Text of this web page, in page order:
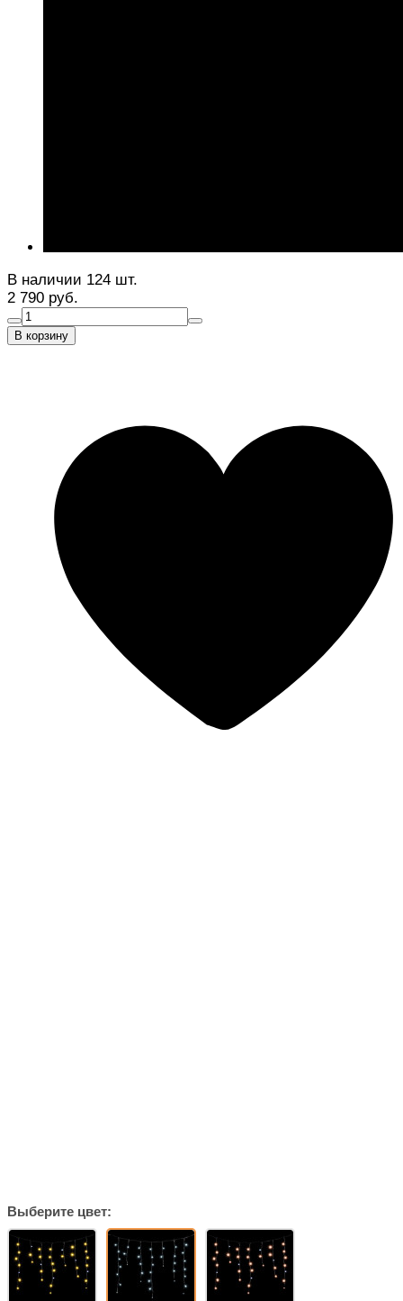
В наличии 124 шт.
2 790 руб.
В корзину
Выберите цвет: